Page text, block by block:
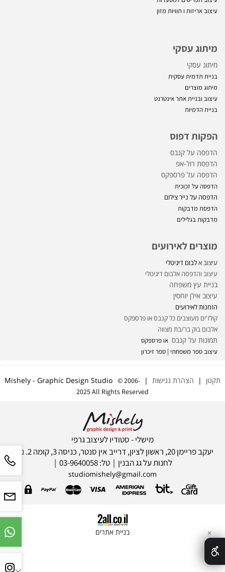
עיצוב אריזות ו תוויות מזון
מיתוג עסקי
מיתוג עסקי
בניית תדמית עסקית
מיתוג מוצרים
עיצוב ובניית אתר אינטרנט
בניית הדמיות
הפקות דפוס
הדפסה על קנבס
הדפסת רול-אפ
הדפסה על פרספקס
הדפסה על זכוכית
הדפסה על נייר צילום
הדפסת מדבקות
מדבקות בגלילים
מוצרים לאירועים
עיצוב אלבום דיגיטלי
עיצוב והדפסה אלבום דיגיטלי
בניית עץ משפחה
עיצוב אילן יוחסין
הזמנות לאירועים
קולז'ים מעוצבים כל קנבס או פרספקס
אלבום בוק בר/בת מצווה
תמונות על קנבס או פרספקס
עיצוב ספר משפחתי | ספר זיכרון
תקנון | הצהרת נגישות| Mishely - Graphic Design Studio
© 2006-
2025 All Rights Reserved
מישלי - סטודיו לעיצוב גרפי
יעקב פריימן 20, ראשון לציון, דרייב אין סנטר, כניסה 3, קומה 2. ניתן
לחנות על גג הבנין | טל: 03-9640058 |
studiomishely@gmail.com
בניית אתרים ✕